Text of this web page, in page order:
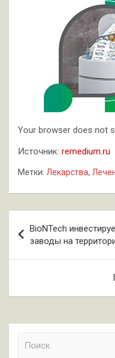
Your browser does not
Источник: remedium.ru
Метки: Лекарства,
по
записям
BioNTech
заводы на